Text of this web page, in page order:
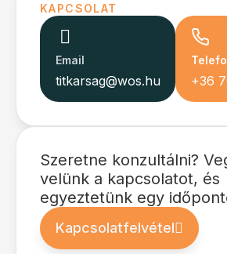
KAPCSOLAT
Email
titkarsag@wos.hu +36
Szeretne konzultálni?
velünk a kapcsolatot, és
egyeztetünk egy
Kapcsolatfelvétel